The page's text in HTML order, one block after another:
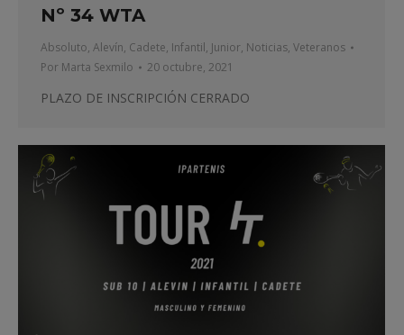
Nº 34 WTA
Absoluto, Alevín, Cadete, Infantil, Junior, Noticias, Veteranos
Por Marta Sexmilo 20 octubre, 2021
PLAZO DE INSCRIPCIÓN CERRADO